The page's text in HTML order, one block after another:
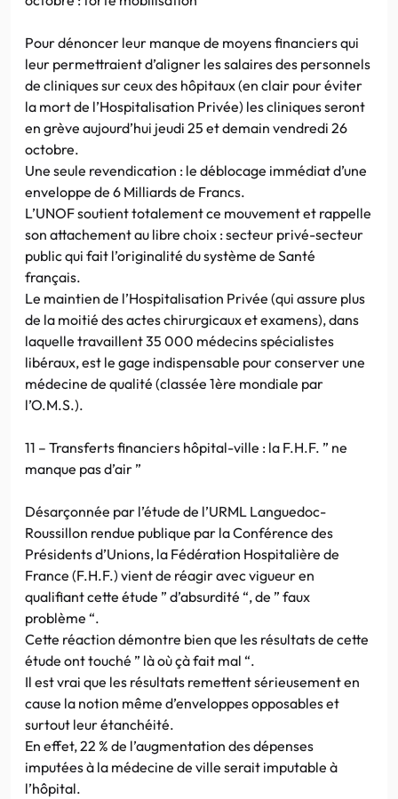
Pour dénoncer leur manque de moyens financiers qui
leur permettraient d’aligner les salaires des personnels
de cliniques sur ceux des hôpitaux (en clair pour éviter
la mort de l’Hospitalisation Privée) les cliniques seront
en grève aujourd’hui jeudi 25 et demain vendredi 26
octobre.
Une seule revendication : le déblocage immédiat d’une
enveloppe de 6 Milliards de Francs.
L’UNOF soutient totalement ce mouvement et rappelle
son attachement au libre choix : secteur privé-secteur
public qui fait l’originalité du système de Santé
français.
Le maintien de l’Hospitalisation Privée (qui assure plus
de la moitié des actes chirurgicaux et examens), dans
laquelle travaillent 35 000 médecins spécialistes
libéraux, est le gage indispensable pour conserver une
médecine de qualité (classée 1ère mondiale par
l’O.M.S.).
11 – Transferts financiers hôpital-ville : la F.H.F. ” ne
manque pas d’air ”
Désarçonnée par l’étude de l’URML Languedoc-
Roussillon rendue publique par la Conférence des
Présidents d’Unions, la Fédération Hospitalière de
France (F.H.F.) vient de réagir avec vigueur en
qualifiant cette étude ” d’absurdité “, de ” faux
problème “.
Cette réaction démontre bien que les résultats de cette
étude ont touché ” là où çà fait mal “.
Il est vrai que les résultats remettent sérieusement en
cause la notion même d’enveloppes opposables et
surtout leur étanchéité.
En effet, 22 % de l’augmentation des dépenses
imputées à la médecine de ville serait imputable à
l’hôpital.